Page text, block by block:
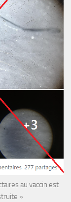
au vaccin est
»